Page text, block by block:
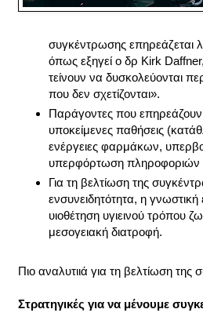
συγκέντρωσης επηρεάζεται
όπως εξηγεί ο δρ Kirk
τείνουν να δυσκολεύονται
που δεν σχετίζονται».
Παράγοντες που
υποκείμενες παθήσεις
ενέργειες φαρμάκων,
υπερφόρτωση πληροφοριών
Για τη βελτίωση της
ενσυνειδητότητα, η
υιοθέτηση υγιεινού τρόπου
μεσογειακή διατροφή.
Πιο αναλυτιιά για τη βελτίωση της
Στρατηγικές για να μένουμε